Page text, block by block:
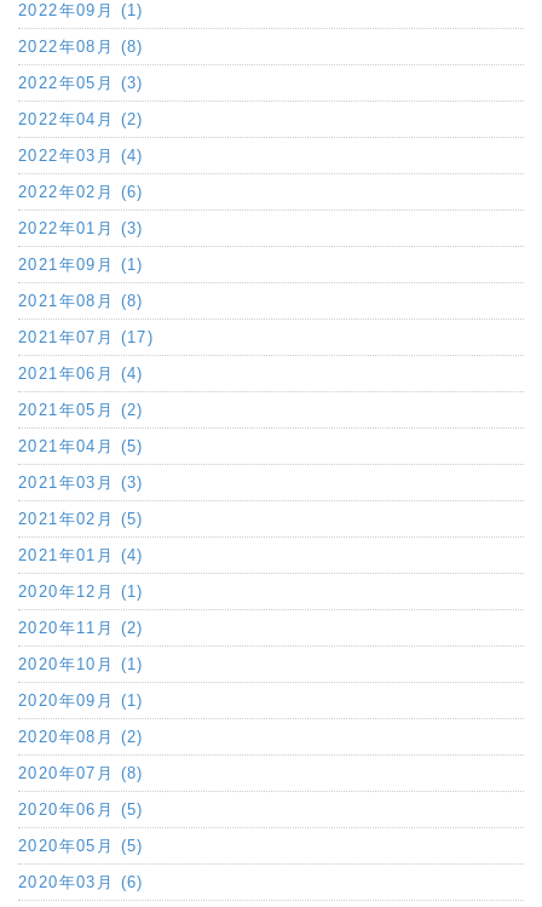
2022年09月 (1)
2022年08月 (8)
2022年05月 (3)
2022年04月 (2)
2022年03月 (4)
2022年02月 (6)
2022年01月 (3)
2021年09月 (1)
2021年08月 (8)
2021年07月 (17)
2021年06月 (4)
2021年05月 (2)
2021年04月 (5)
2021年03月 (3)
2021年02月 (5)
2021年01月 (4)
2020年12月 (1)
2020年11月 (2)
2020年10月 (1)
2020年09月 (1)
2020年08月 (2)
2020年07月 (8)
2020年06月 (5)
2020年05月 (5)
2020年03月 (6)